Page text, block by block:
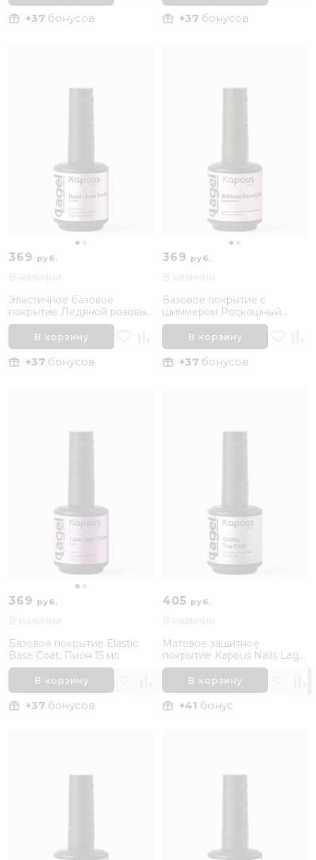
+37 бонусов +37 бонусов
369 руб.
В наличии
Эластичное базовое
покрытие Ледяной розовый
Kapous Nails, 15 мл
В корзину
+37 бонусов
369 руб.
В наличии
Базовое покрытие с
шиммером Роскошный
блеск Kapous, 15 мл
В корзину
+37 бонусов
369 руб.
В наличии
Базовое покрытие Elastic
Base Coat, Пион 15 мл
В корзину
+37 бонусов
405 руб.
В наличии
Матовое защитное
покрытие Kapous Nails Lagel
Matte Top Coat, 15 мл
В корзину
+41 бонус